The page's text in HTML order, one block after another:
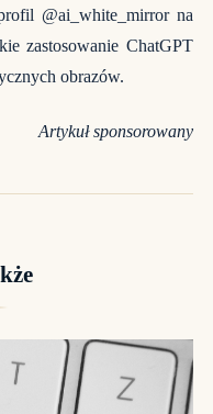
@ai_white_mirror na
zastosowanie ChatGPT
obrazów.
Artykuł sponsorowany